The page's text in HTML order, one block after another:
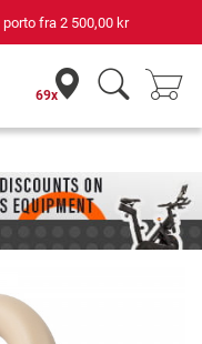
porto fra2 500,00 kr
69x